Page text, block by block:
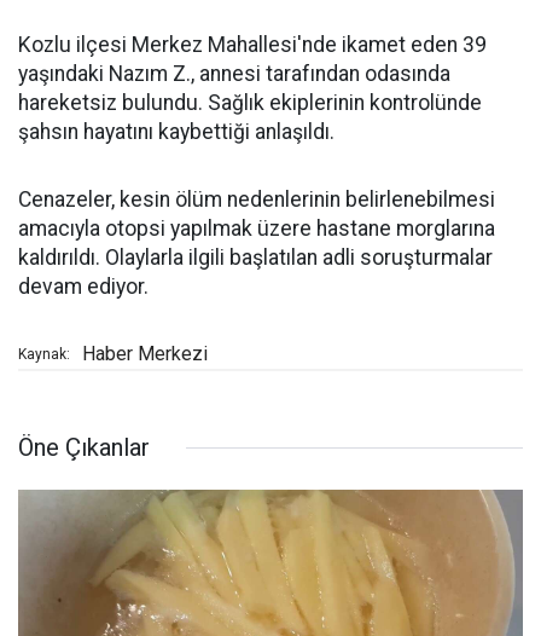
Kozlu ilçesi Merkez Mahallesi'nde ikamet eden 39
yaşındaki Nazım Z., annesi tarafından odasında
hareketsiz bulundu. Sağlık ekiplerinin kontrolünde
şahsın hayatını kaybettiği anlaşıldı.
Cenazeler, kesin ölüm nedenlerinin belirlenebilmesi
amacıyla otopsi yapılmak üzere hastane morglarına
kaldırıldı. Olaylarla ilgili başlatılan adli soruşturmalar
devam ediyor.
Kaynak: Haber Merkezi
Öne Çıkanlar